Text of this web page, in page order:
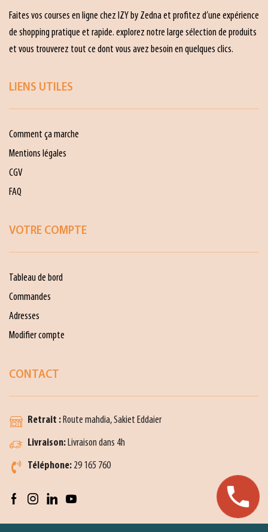
Faites vos courses en ligne chez IZY by Zedna et profitez d’une expérience
de shopping pratique et rapide. explorez notre large sélection de produits
et vous trouverez tout ce dont vous avez besoin en quelques clics.
LIENS UTILES
Comment ça marche
Mentions légales
CGV
FAQ
VOTRE COMPTE
Tableau de bord
Commandes
Adresses
Modifier compte
CONTACT
Retrait :Route mahdia, Sakiet Eddaier
Livraison:Livraison dans 4h
Téléphone: 29 165 760